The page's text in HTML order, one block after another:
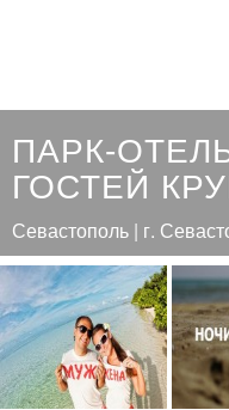
ПАРК-
ГОСТЕЙ
Севастополь | г.